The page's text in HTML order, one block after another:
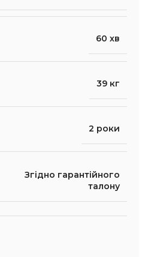
60 хв
39 кг
2 роки
Згідно гарантійного
талону